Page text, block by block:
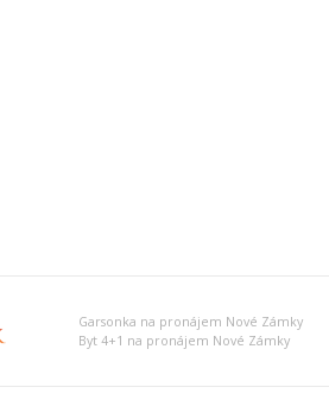
Garsonka na pronájem Nové Zámky
Byt 4+1 na pronájem Nové Zámky